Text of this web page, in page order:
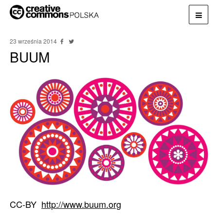
23 września 2014
BUUM
CC-BY http://www.buum.org